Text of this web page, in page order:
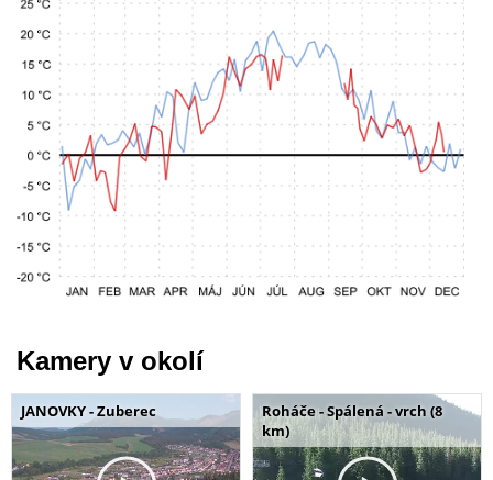
Kamery v okolí
JANOVKY - Zuberec
Roháče - Spálená - vrch (8
km)